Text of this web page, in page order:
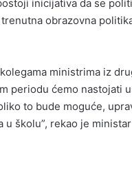
inicijativa da se
obrazovna
ministrima iz
periodu ćemo nastojati
to bude moguće,
školu”, rekao je